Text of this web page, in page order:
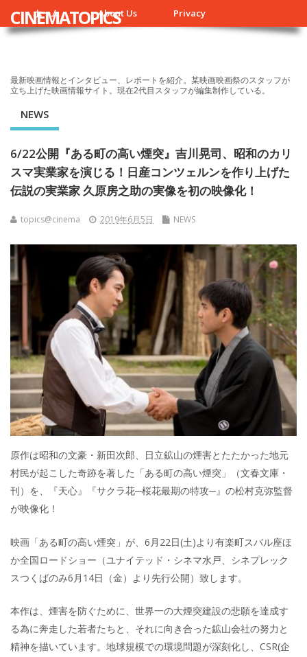
ホーム About Us Privacy
CINEMATOPICS
最新映画情報とインタビュー、レポートを紹介。某映画映画祭のスタッフが
立ち上げた映画情報サイト。現在2代目スタッフが編集制作している。
NEWS
6/22公開『ある町の高い煙突』吉川晃司、昭和のカリ
スマ実業家を演じる！日産コンツェルンを作り上げた
伝説の実業家 久原房之助の実像を初の映像化！
topics@cinema 2019年6月5日 NEWS
原作は昭和の文豪・新田次郎、日立鉱山の煙害とたたかった地元
村民が起こした奇跡を著した「ある町の高い煙突」（文春文庫・
刊）を、『天心』『サクラ花─桜花最期の特攻─』の松村克弥監督
が映像化！
映画「ある町の高い煙突」が、6月22日(土)より有楽町スバル座ほ
か全国ロードショー（ユナイテッド・シネマ水戸、シネプレック
スつくばのみ6月14日（金）より先行公開）致します。
本作は、煙害を防ぐために、世界一の大煙突建設の悲願を達成す
る為に奔走した若者たちと、それに向き合った鉱山会社の努力と
精神を描いています。地球規模での環境問題が深刻化し、CSR(企